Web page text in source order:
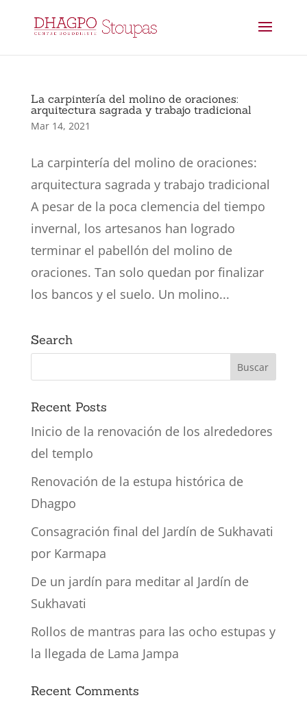
La carpintería del molino de oraciones:
arquitectura sagrada y trabajo tradicional
Mar 14, 2021
La carpintería del molino de oraciones:
arquitectura sagrada y trabajo tradicional
A pesar de la poca clemencia del tiempo
invernal, los artesanos han logrado
terminar el pabellón del molino de
oraciones. Tan solo quedan por finalizar
los bancos y el suelo. Un molino...
Search
Recent Posts
Inicio de la renovación de los alrededores
del templo
Renovación de la estupa histórica de
Dhagpo
Consagración final del Jardín de Sukhavati
por Karmapa
De un jardín para meditar al Jardín de
Sukhavati
Rollos de mantras para las ocho estupas y
la llegada de Lama Jampa
Recent Comments